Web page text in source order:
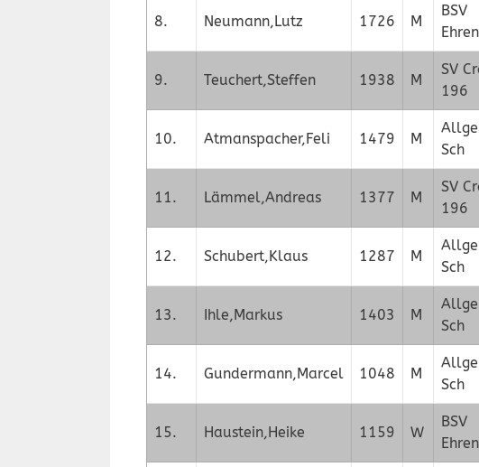
8. Neumann,Lutz 1726 M
BSV
9. Teuchert,Steffen 1938 M
SV
196
10. Atmanspacher,Feli 1479 M
Sch
11. Lämmel,Andreas 1377 M
SV
196
12. Schubert,Klaus 1287 M
Sch
13. Ihle,Markus 1403 M
Sch
14. Gundermann,Marcel 1048 M
Sch
15. Haustein,Heike 1159 W
BSV